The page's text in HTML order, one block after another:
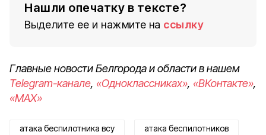
Нашли опечатку в тексте?
Выделите ее и нажмите на ссылку
Главные новости Белгорода и области в нашем
Telegram-канале, «Одноклассниках», «ВКонтакте»,
«MAX»
атака беспилотника всу атака беспилотников